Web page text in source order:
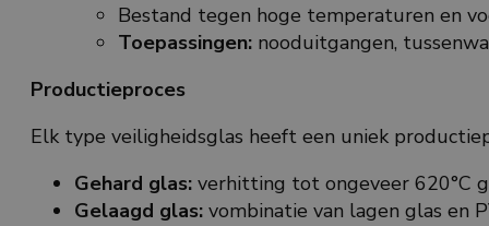
Bestand tegen hoge temperaturen en
Toepassingen: nooduitgangen,
Productieproces
Elk type veiligheidsglas heeft een uniek
Gehard glas: verhitting tot ongeveer 620°C
Gelaagd glas: vombinatie van lagen glas en